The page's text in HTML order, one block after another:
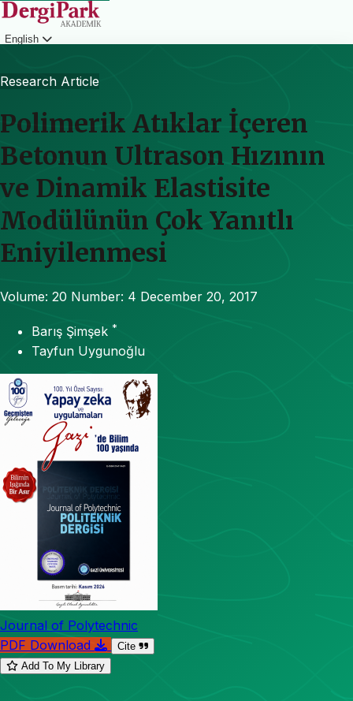
English
Research Article
Polimerik Atıklar İçeren
Betonun Ultrason Hızının
ve Dinamik Elastisite
Modülünün Çok Yanıtlı
Eniyilenmesi
Volume: 20 Number: 4 December 20, 2017
Barış Şimşek *
Tayfun Uygunoğlu
Journal of Polytechnic
PDF Download
Cite
Add To My Library